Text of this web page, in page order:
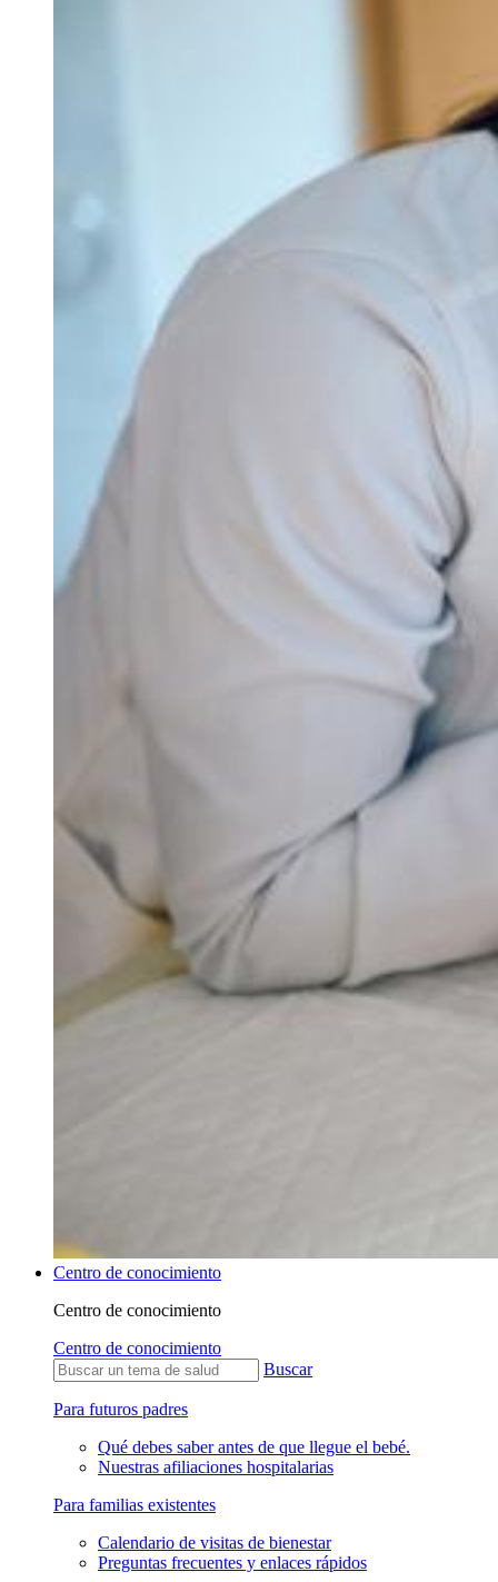
Centro de conocimiento
Centro de conocimiento
Centro de conocimiento
Buscar
Para futuros padres
Qué debes saber antes de que llegue el bebé.
Nuestras afiliaciones hospitalarias
Para familias existentes
Calendario de visitas de bienestar
Preguntas frecuentes y enlaces rápidos